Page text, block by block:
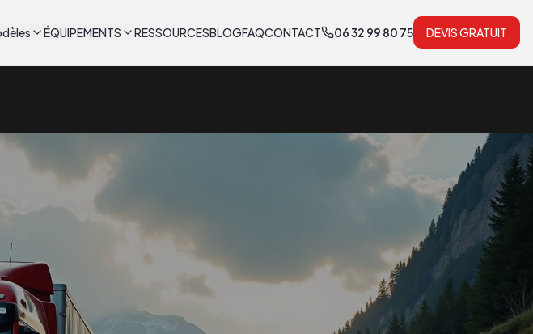
ÉQUIPEMENTS RESSOURCESBLOGFAQCONTACT 06 32 99 80 75 DEVIS GRATUIT